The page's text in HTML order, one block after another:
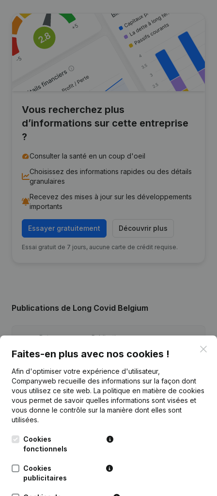
Vous recherchez plus
d’informations sur cette entreprise
?
Consulter la santé en un coup d'oeil
Choisissez des informations rapides ou des détails
granulaires
Recevez des mises à jour sur les développements
importants
Essayer gratuitement Découvrir plus
Essai gratuit de 7 jours, aucune carte de crédit requise.
Publications de Long Covid Belgium
Date Publication
05-08-2026
21-10-2025 Demissions, Nominations
13-12-2024 Demissions, Nominations
22-02-2024
Personne Morale, Ouverture
Faites-en plus avec nos cookies !
Afin d'optimiser votre expérience d'utilisateur,
Companyweb recueille des informations sur la façon dont
vous utilisez ce site web. La politique en matière de cookies
vous permet de savoir quelles informations sont visées et
vous donne le contrôle sur la manière dont elles sont
utilisées.
Cookies
fonctionnels
Cookies
publicitaires